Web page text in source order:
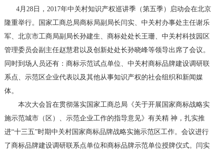
4月28日，2017年中关村知识产权巡讲季（第五季）启动会在北京
隆重举行。国家工商总局商标局副局长闫实、中关村办事处主任谢乐
军、北京市工商局副局长孙建生、商标处处长王珊、中关村科技园区
管理委员会副主任赵慧君以及创新处处长孙晓峰等领导出席了会议。
同时到场人员还有：商标示范试点单位、中关村商标品牌建设调研联
系点、示范区企业代表以及其他从事知识产权的社会组织和新闻媒
体。
本次大会旨在贯彻落实国家工商总局《关于开展国家商标战略实
施示范城市（区）、示范企业工作的指导意见》有关精 神，扎实推
进“十三五”时期中关村国家商标品牌战略实施示范区工作。会议进行
了商标品牌建设调研联系点单位和商标品牌示范单位授牌仪式。闫实